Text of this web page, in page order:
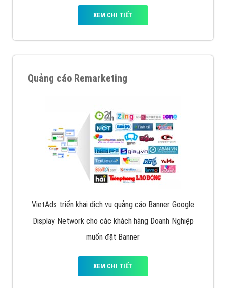
XEM CHI TIẾT
Quảng cáo Remarketing
VietAds triển khai dịch vụ quảng cáo Banner Google
Display Network cho các khách hàng Doanh Nghiệp
muốn đặt Banner
XEM CHI TIẾT